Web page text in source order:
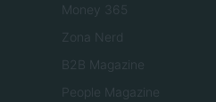
Money 365
Zona Nerd
B2B Magazine
People Magazine